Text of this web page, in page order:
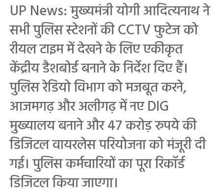
UP News: मुख्यमंत्री योगी आदित्यनाथ ने
सभी पुलिस स्टेशनों की CCTV फुटेज को
रीयल टाइम में देखने के लिए एकीकृत
केंद्रीय डैशबोर्ड बनाने के निर्देश दिए हैं।
पुलिस रेडियो विभाग को मजबूत करने,
आजमगढ़ और अलीगढ़ में नए DIG
मुख्यालय बनाने और 47 करोड़ रुपये की
डिजिटल वायरलेस परियोजना को मंजूरी दी
गई। पुलिस कर्मचारियों का पूरा रिकॉर्ड
डिजिटल किया जाएगा।